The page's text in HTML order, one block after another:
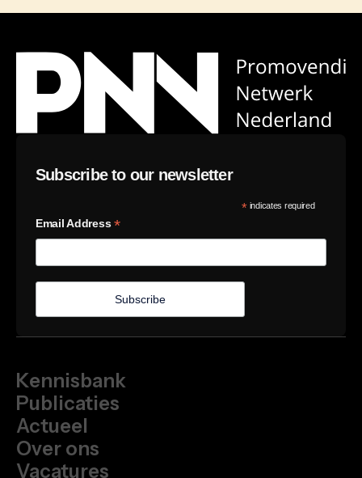
Subscribe to our newsletter
*indicates required
Email Address*
Kennisbank
Publicaties
Actueel
Over ons
Vacatures